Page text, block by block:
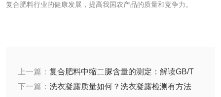
复合肥料行业的健康发展，提高我国农产品的质量和竞争力。
上一篇： 复合肥料中缩二脲含量的测定：解读GB/T
22924-2024标准
下一篇： 洗衣凝露质量如何？洗衣凝露检测有方法
测
油品检测 润滑油检测